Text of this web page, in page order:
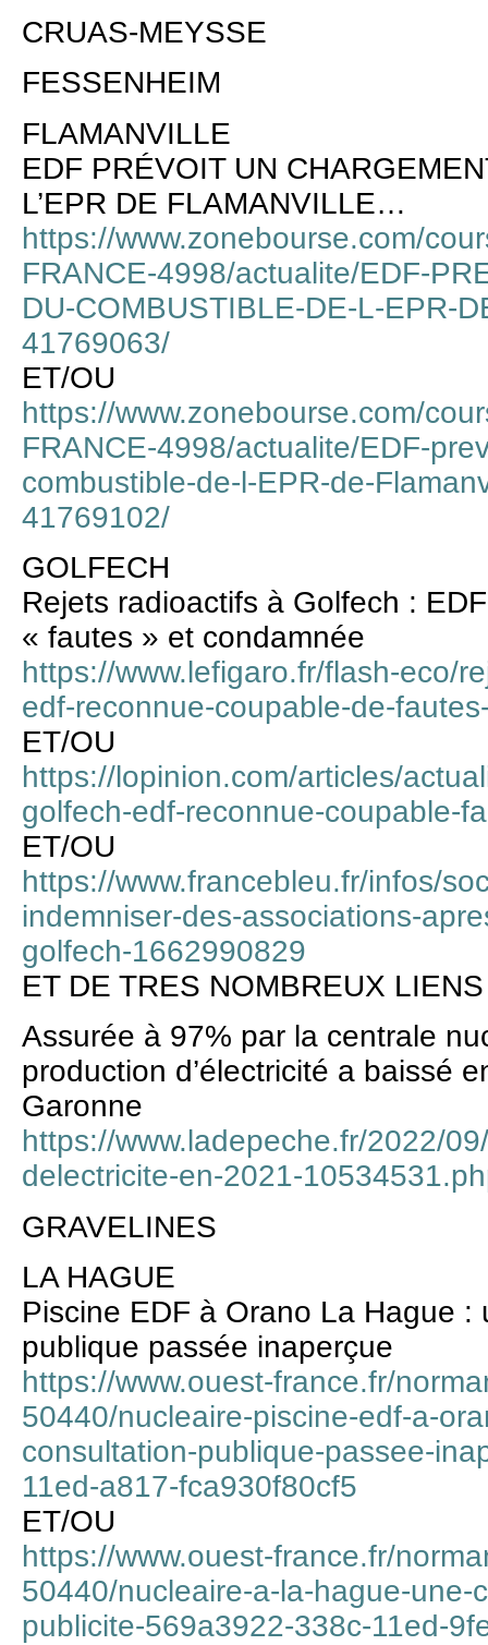
CRUAS-MEYSSE
FESSENHEIM
FLAMANVILLE
EDF PRÉVOIT UN
L’EPR DE FLAMANVILLE…
https://www.zonebourse.com/
FRANCE-4998/actualite/EDF-
DU-COMBUSTIBLE-DE-L-EPR-
41769063/
ET/OU
https://www.zonebourse.com/
FRANCE-4998/actualite/EDF-
combustible-de-l-EPR-de-
41769102/
GOLFECH
Rejets radioactifs à Golfech :
« fautes » et condamnée
https://www.lefigaro.fr/flash-eco/
edf-reconnue-coupable-de-
ET/OU
https://lopinion.com/articles/
golfech-edf-reconnue-coupable-
ET/OU
https://www.francebleu.fr/infos/
indemniser-des-associations-
golfech-1662990829
ET DE TRES NOMBREUX LIENS
Assurée à 97% par la centrale
production d’électricité a baissé
Garonne
https://www.ladepeche.fr/2022/
delectricite-en-2021-
GRAVELINES
LA HAGUE
Piscine EDF à Orano La Hague
publique passée inaperçue
https://www.ouest-france.fr/
50440/nucleaire-piscine-edf-a-
consultation-publique-passee-
11ed-a817-fca930f80cf5
ET/OU
https://www.ouest-france.fr/
50440/nucleaire-a-la-hague-une-
publicite-569a3922-338c-11ed-